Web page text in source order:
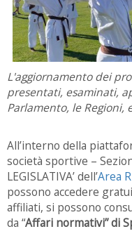
L'aggiornamento dei
presentati, esaminati,
Parlamento, le
All’interno della
società sportive –
LEGISLATIVA’ dell’Area
possono accedere
affiliati, si possono
da “Affari normativi” di